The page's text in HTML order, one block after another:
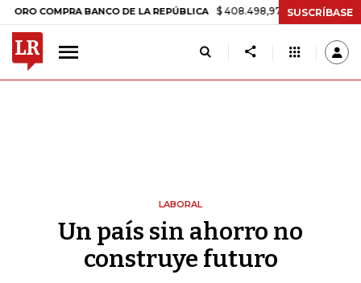
COMPRA BANCO DE LA REPÚBLICA $ 408.498,97 +$ 8.753,81 +2,19%
SUSCRÍBASE
LABORAL
Un país sin ahorro no
construye futuro